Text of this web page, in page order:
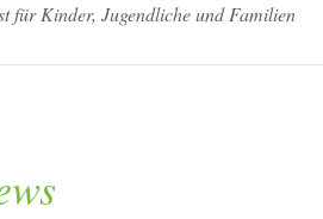
Der Vorbereitungskurs
für Kinder, Jugendliche und Familien